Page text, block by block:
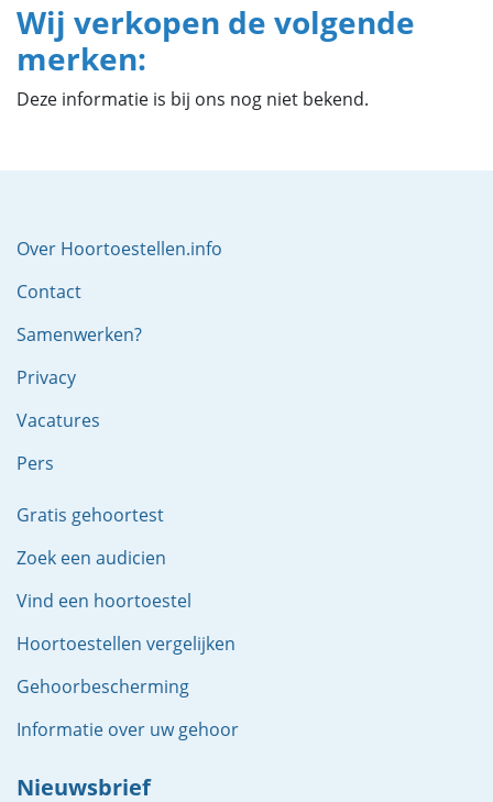
Wij verkopen de volgende
merken:
Deze informatie is bij ons nog niet bekend.
Over Hoortoestellen.info
Contact
Samenwerken?
Privacy
Vacatures
Pers
Gratis gehoortest
Zoek een audicien
Vind een hoortoestel
Hoortoestellen vergelijken
Gehoorbescherming
Informatie over uw gehoor
Nieuwsbrief